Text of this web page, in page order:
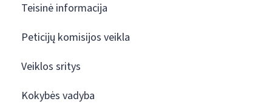
Teisinė informacija
Peticijų komisijos veikla
Veiklos sritys
Kokybės vadyba